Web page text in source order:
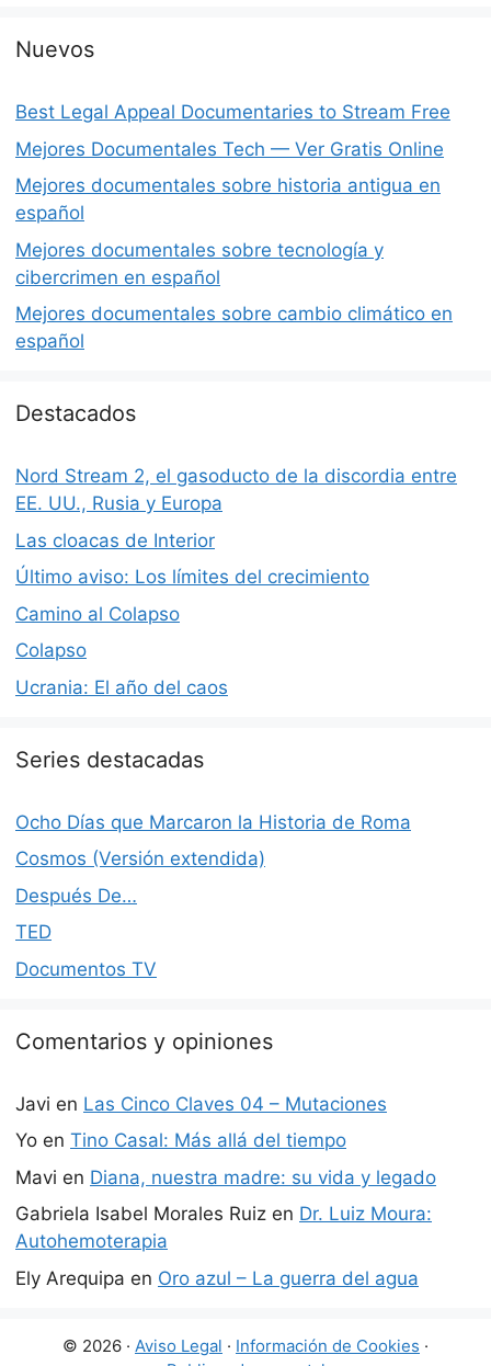
Nuevos
Best Legal Appeal Documentaries to Stream Free
Mejores Documentales Tech — Ver Gratis Online
Mejores documentales sobre historia antigua en
español
Mejores documentales sobre tecnología y
cibercrimen en español
Mejores documentales sobre cambio climático en
español
Destacados
Nord Stream 2, el gasoducto de la discordia entre
EE. UU., Rusia y Europa
Las cloacas de Interior
Último aviso: Los límites del crecimiento
Camino al Colapso
Colapso
Ucrania: El año del caos
Series destacadas
Ocho Días que Marcaron la Historia de Roma
Cosmos (Versión extendida)
Después De…
TED
Documentos TV
Comentarios y opiniones
Javi en Las Cinco Claves 04 – Mutaciones
Yo en Tino Casal: Más allá del tiempo
Mavi en Diana, nuestra madre: su vida y legado
Gabriela Isabel Morales Ruiz en Dr. Luiz Moura:
Autohemoterapia
Ely Arequipa en Oro azul – La guerra del agua
© 2026 · Aviso Legal · Información de Cookies ·